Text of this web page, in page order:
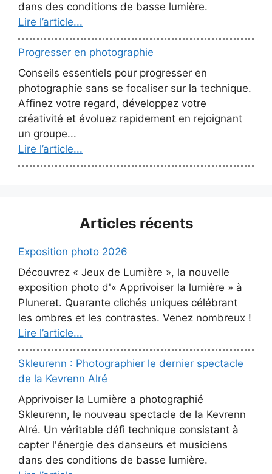
dans des conditions de basse lumière.
Lire l’article...
Progresser en photographie
Conseils essentiels pour progresser en
photographie sans se focaliser sur la technique.
Affinez votre regard, développez votre
créativité et évoluez rapidement en rejoignant
un groupe...
Lire l’article...
Articles récents
Exposition photo 2026
Découvrez « Jeux de Lumière », la nouvelle
exposition photo d'« Apprivoiser la lumière » à
Pluneret. Quarante clichés uniques célébrant
les ombres et les contrastes. Venez nombreux !
Lire l’article...
Skleurenn : Photographier le dernier spectacle
de la Kevrenn Alré
Apprivoiser la Lumière a photographié
Skleurenn, le nouveau spectacle de la Kevrenn
Alré. Un véritable défi technique consistant à
capter l'énergie des danseurs et musiciens
dans des conditions de basse lumière.